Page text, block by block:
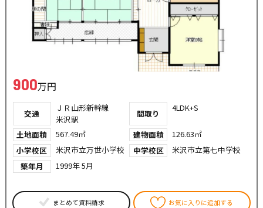
900万円
交通
ＪＲ山形新幹線
米沢駅
間取り
4LDK+S
土地面積 567.49㎡ 建物面積
126.63㎡
小学校区
米沢市立万世小学校 中学校区
米沢市立第七中学校
築年月
1999年 5月
まとめて資料請求 お気に入りに追加する